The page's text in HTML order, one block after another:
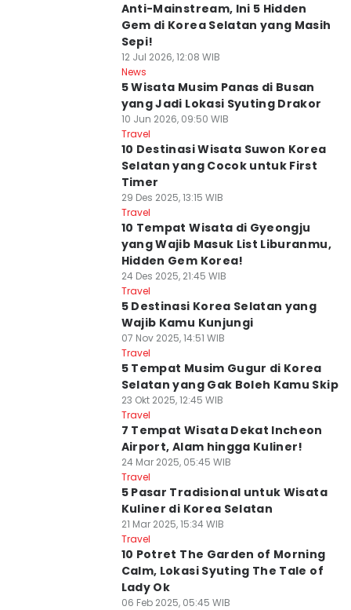
Anti-Mainstream, Ini 5 Hidden
Gem di Korea Selatan yang Masih
Sepi!
12 Jul 2026, 12:08 WIB
News
5 Wisata Musim Panas di Busan
yang Jadi Lokasi Syuting Drakor
10 Jun 2026, 09:50 WIB
Travel
10 Destinasi Wisata Suwon Korea
Selatan yang Cocok untuk First
Timer
29 Des 2025, 13:15 WIB
Travel
10 Tempat Wisata di Gyeongju
yang Wajib Masuk List Liburanmu,
Hidden Gem Korea!
24 Des 2025, 21:45 WIB
Travel
5 Destinasi Korea Selatan yang
Wajib Kamu Kunjungi
07 Nov 2025, 14:51 WIB
Travel
5 Tempat Musim Gugur di Korea
Selatan yang Gak Boleh Kamu Skip
23 Okt 2025, 12:45 WIB
Travel
7 Tempat Wisata Dekat Incheon
Airport, Alam hingga Kuliner!
24 Mar 2025, 05:45 WIB
Travel
5 Pasar Tradisional untuk Wisata
Kuliner di Korea Selatan
21 Mar 2025, 15:34 WIB
Travel
10 Potret The Garden of Morning
Calm, Lokasi Syuting The Tale of
Lady Ok
06 Feb 2025, 05:45 WIB